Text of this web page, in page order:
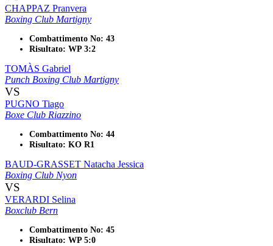
CHAPPAZ Pranvera
Boxing Club Martigny
Combattimento No: 43
Risultato: WP 3:2
TOMÀS Gabriel
Punch Boxing Club Martigny
VS
PUGNO Tiago
Boxe Club Riazzino
Combattimento No: 44
Risultato: KO R1
BAUD-GRASSET Natacha Jessica
Boxing Club Nyon
VS
VERARDI Selina
Boxclub Bern
Combattimento No: 45
Risultato: WP 5:0